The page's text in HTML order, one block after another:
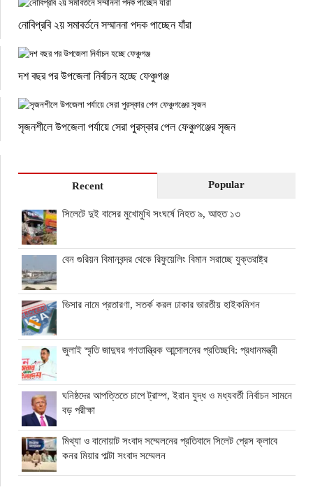
নোবিপ্রবি ২য় সমাবর্তনে সম্মাননা পদক পাচ্ছেন যাঁরা
দশ বছর পর উপজেলা নির্বাচন হচ্ছে ফেঞ্চুগঞ্জ
সৃজনশীলে উপজেলা পর্যায়ে সেরা পুরস্কার পেল ফেঞ্চুগঞ্জের সৃজন
Recent Popular
সিলেটে দুই বাসের মুখোমুখি সংঘর্ষে নিহত ৯, আহত ১৩
বেন গুরিয়ন বিমানবন্দর থেকে রিফুয়েলিং বিমান সরাচ্ছে যুক্তরাষ্ট্র
ভিসার নামে প্রতারণা, সতর্ক করল ঢাকার ভারতীয় হাইকমিশন
জুলাই স্মৃতি জাদুঘর গণতান্ত্রিক আন্দোলনের প্রতিচ্ছবি: প্রধানমন্ত্রী
ঘনিষ্ঠদের আপত্তিতে চাপে ট্রাম্প, ইরান যুদ্ধ ও মধ্যবর্তী নির্বাচন সামনে
বড় পরীক্ষা
মিথ্যা ও বানোয়াট সংবাদ সম্মেলনের প্রতিবাদে সিলেট প্রেস ক্লাবে
কনর মিয়ার পাল্টা সংবাদ সম্মেলন